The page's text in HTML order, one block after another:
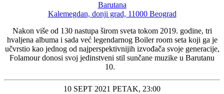
Barutana
Kalemegdan, donji grad, 11000 Beograd
Nakon više od 130 nastupa širom sveta tokom 2019. godine, tri
hvaljena albuma i sada već legendarnog Boiler room seta koji ga je
učvrstio kao jednog od najperspektivnijih izvođača svoje generacije,
Folamour donosi svoj jedinstveni stil sunčane muzike u Barutanu
10.
10 SEPT 2021 PETAK, 23:00